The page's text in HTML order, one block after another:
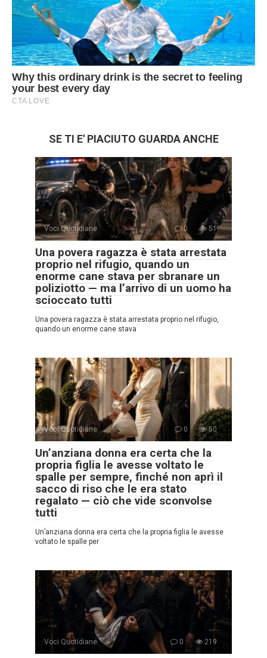
SE TI E' PIACIUTO GUARDA ANCHE
Voci Quotidiane 0 51
Una povera ragazza è stata arrestata
proprio nel rifugio, quando un
enorme cane stava per sbranare un
poliziotto — ma l’arrivo di un uomo ha
scioccato tutti
Una povera ragazza è stata arrestata proprio nel rifugio,
quando un enorme cane stava
Voci Quotidiane 0 50
Un’anziana donna era certa che la
propria figlia le avesse voltato le
spalle per sempre, finché non aprì il
sacco di riso che le era stato
regalato — ciò che vide sconvolse
tutti
Un’anziana donna era certa che la propria figlia le avesse
voltato le spalle per
Voci Quotidiane 0 219